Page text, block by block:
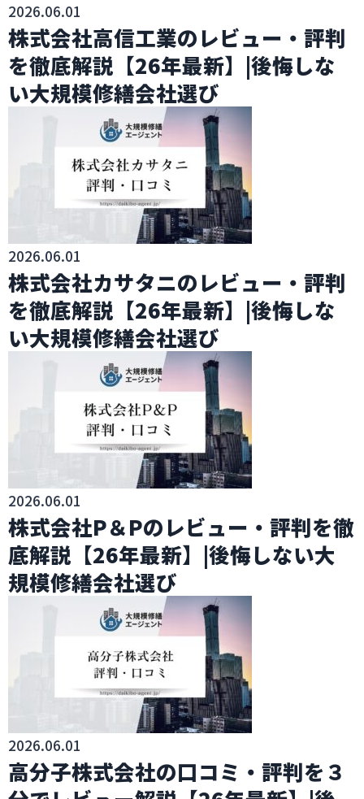
2026.06.01
株式会社高信工業のレビュー・評判
を徹底解説【26年最新】|後悔しな
い大規模修繕会社選び
2026.06.01
株式会社カサタニのレビュー・評判
を徹底解説【26年最新】|後悔しな
い大規模修繕会社選び
2026.06.01
株式会社P＆Pのレビュー・評判を徹
底解説【26年最新】|後悔しない大
規模修繕会社選び
2026.06.01
高分子株式会社の口コミ・評判を３